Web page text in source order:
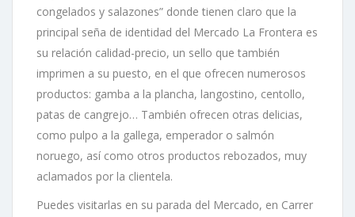
congelados y salazones” donde tienen claro que la
principal seña de identidad del Mercado La Frontera es
su relación calidad-precio, un sello que también
imprimen a su puesto, en el que ofrecen numerosos
productos: gamba a la plancha, langostino, centollo,
patas de cangrejo… También ofrecen otras delicias,
como pulpo a la gallega, emperador o salmón
noruego, así como otros productos rebozados, muy
aclamados por la clientela.
Puedes visitarlas en su parada del Mercado, en Carrer